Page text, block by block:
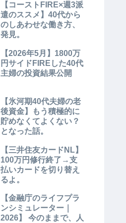
【コーストFIRE×週3派
遣のススメ】40代から
のしあわせな働き方、
発見。
【2026年5月】1800万
円サイドFIREした40代
主婦の投資結果公開
【氷河期40代夫婦の老
後資金】もう積極的に
貯めなくてよくない？
となった話。
【三井住友カードNL】
100万円修行終了→支
払いカードを切り替え
るよ。
【金融庁のライフプラ
ンシミュレーター｜
2026】 今のままで、人